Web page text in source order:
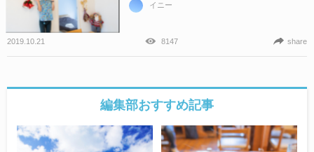
イニー
2019.10.21 8147 share
編集部おすすめ記事